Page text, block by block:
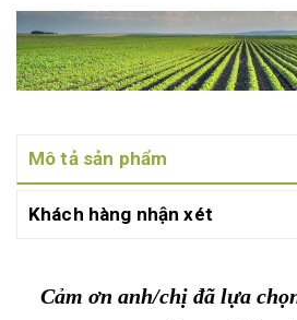
Mô tả sản phẩm
Khách hàng nhận xét
Cảm ơn anh/chị đã lựa